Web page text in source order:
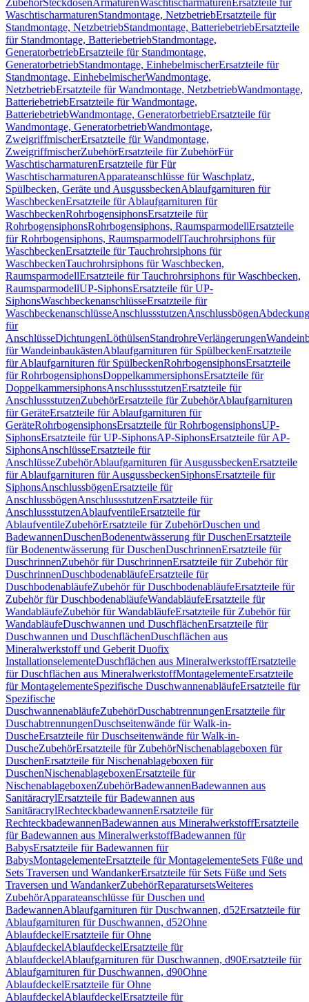
ZubehörSteckdosenArmaturenWaschtischarmaturen Ersatzteile für
WaschtischarmaturenStandmontage, NetzbetriebErsatzteile für
Standmontage, NetzbetriebStandmontage, BatteriebetriebErsatzteile
für Standmontage, BatteriebetriebStandmontage,
GeneratorbetriebErsatzteile für Standmontage,
GeneratorbetriebStandmontage, EinhebelmischerErsatzteile für
Standmontage, EinhebelmischerWandmontage,
NetzbetriebErsatzteile für Wandmontage, NetzbetriebWandmontage,
BatteriebetriebErsatzteile für Wandmontage,
BatteriebetriebWandmontage, GeneratorbetriebErsatzteile für
Wandmontage, GeneratorbetriebWandmontage,
ZweigriffmischerErsatzteile für Wandmontage,
ZweigriffmischerZubehörErsatzteile für ZubehörFür
WaschtischarmaturenErsatzteile für Für
WaschtischarmaturenApparateanschlüsse für Waschplatz,
Spülbecken, Geräte und AusgussbeckenAblaufgarnituren für
WaschbeckenErsatzteile für Ablaufgarnituren für
WaschbeckenRohrbogensiphonsErsatzteile für
RohrbogensiphonsRohrbogensiphons, RaumsparmodellErsatzteile
für Rohrbogensiphons, RaumsparmodellTauchrohrsiphons für
WaschbeckenErsatzteile für Tauchrohrsiphons für
WaschbeckenTauchrohrsiphons für Waschbecken,
RaumsparmodellErsatzteile für Tauchrohrsiphons für Waschbecken,
RaumsparmodellUP-SiphonsErsatzteile für UP-
SiphonsWaschbeckenanschlüsseErsatzteile für
WaschbeckenanschlüsseAnschlussstutzenAnschlussbögen
für
AnschlüsseDichtungenLöthülsenStandrohreVerlängerungen
für WandeinbaukästenAblaufgarnituren für SpülbeckenErsatzteile
für Ablaufgarnituren für SpülbeckenRohrbogensiphonsErsatzteile
für RohrbogensiphonsDoppelkammersiphonsErsatzteile für
DoppelkammersiphonsAnschlussstutzenErsatzteile für
AnschlussstutzenZubehörErsatzteile für ZubehörAblaufgarnituren
für GeräteErsatzteile für Ablaufgarnituren für
GeräteRohrbogensiphonsErsatzteile für RohrbogensiphonsUP-
SiphonsErsatzteile für UP-SiphonsAP-SiphonsErsatzteile für AP-
SiphonsAnschlüsseErsatzteile für
AnschlüsseZubehörAblaufgarnituren für AusgussbeckenErsatzteile
für Ablaufgarnituren für AusgussbeckenSiphonsErsatzteile für
SiphonsAnschlussbögenErsatzteile für
AnschlussbögenAnschlussstutzenErsatzteile für
AnschlussstutzenAblaufventileErsatzteile für
AblaufventileZubehörErsatzteile für ZubehörDuschen und
BadewannenDuschenBodenentwässerung für DuschenErsatzteile
für Bodenentwässerung für DuschenDuschrinnenErsatzteile für
DuschrinnenZubehör für DuschrinnenErsatzteile für Zubehör für
DuschrinnenDuschbodenabläufeErsatzteile für
DuschbodenabläufeZubehör für DuschbodenabläufeErsatzteile für
Zubehör für DuschbodenabläufeWandabläufeErsatzteile für
WandabläufeZubehör für WandabläufeErsatzteile für Zubehör für
WandabläufeDuschwannen und DuschflächenErsatzteile für
Duschwannen und DuschflächenDuschflächen aus
Mineralwerkstoff und Geberit Duofix
InstallationselementeDuschflächen aus MineralwerkstoffErsatzteile
für Duschflächen aus MineralwerkstoffMontagelementeErsatzteile
für MontagelementeSpezifische DuschwannenabläufeErsatzteile für
Spezifische
DuschwannenabläufeZubehörDuschabtrennungenErsatzteile für
DuschabtrennungenDuschseitenwände für Walk-in-
DuscheErsatzteile für Duschseitenwände für Walk-in-
DuscheZubehörErsatzteile für ZubehörNischenablageboxen für
DuschenErsatzteile für Nischenablageboxen für
DuschenNischenablageboxenErsatzteile für
NischenablageboxenZubehörBadewannenBadewannen aus
SanitäracrylErsatzteile für Badewannen aus
SanitäracrylRechteckbadewannenErsatzteile für
RechteckbadewannenBadewannen aus MineralwerkstoffErsatzteile
für Badewannen aus MineralwerkstoffBadewannen für
BabysErsatzteile für Badewannen für
BabysMontagelementeErsatzteile für MontagelementeSets Füße und
Sets Traversen und WandankerErsatzteile für Sets Füße und Sets
Traversen und WandankerZubehörReparatursetsWeiteres
ZubehörApparateanschlüsse für Duschen und
BadewannenAblaufgarnituren für Duschwannen, d52Ersatzteile für
Ablaufgarnituren für Duschwannen, d52Ohne
AblaufdeckelErsatzteile für Ohne
AblaufdeckelAblaufdeckelErsatzteile für
AblaufdeckelAblaufgarnituren für Duschwannen, d90Ersatzteile für
Ablaufgarnituren für Duschwannen, d90Ohne
AblaufdeckelErsatzteile für Ohne
AblaufdeckelAblaufdeckelErsatzteile für